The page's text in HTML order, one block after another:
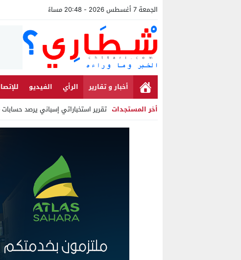
الجمعة 7 أغسطس 2026 - 20:48 مساءً
أخبار و تقارير الرأي الفيديو
أخر المستجدات تقرير استخباراتي إسباني يرصد حسابات من
Stop